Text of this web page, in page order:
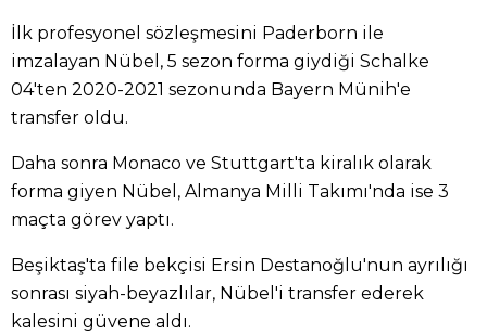
İlk profesyonel sözleşmesini Paderborn ile
imzalayan Nübel, 5 sezon forma giydiği Schalke
04'ten 2020-2021 sezonunda Bayern Münih'e
transfer oldu.
Daha sonra Monaco ve Stuttgart'ta kiralık olarak
forma giyen Nübel, Almanya Milli Takımı'nda ise 3
maçta görev yaptı.
Beşiktaş'ta file bekçisi Ersin Destanoğlu'nun ayrılığı
sonrası siyah-beyazlılar, Nübel'i transfer ederek
kalesini güvene aldı.